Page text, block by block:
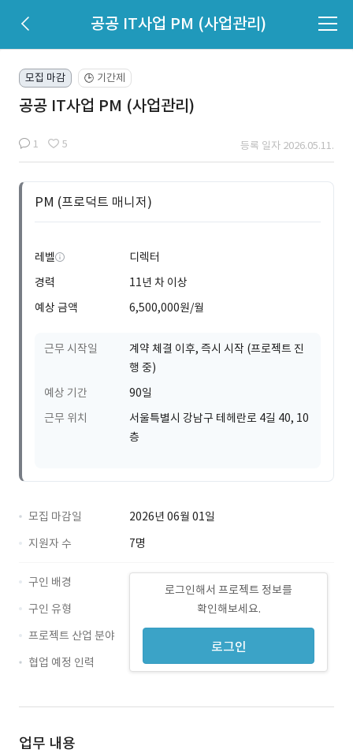
공공 IT사업 PM (사업관리)
모집 마감 🕒 기간제
공공 IT사업 PM (사업관리)
1 5 등록 일자 2026.05.11.
PM (프로덕트 매니저)
레벨
디렉터
경력
11년 차 이상
예상 금액
6,500,000원/월
근무 시작일
계약 체결 이후, 즉시 시작 (프로젝트 진
행 중)
예상 기간
90일
근무 위치
서울특별시 강남구 테헤란로 4길 40, 10
층
모집 마감일
2026년 06월 01일
지원자 수
7명
로그인해서 프로젝트 정보를
확인해보세요.
로그인
구인 배경
구인 유형
프로젝트 산업 분야
협업 예정 인력
업무 내용